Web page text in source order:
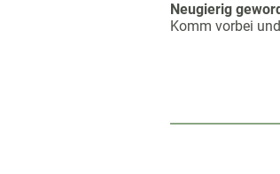
Neugierig
Komm vorbei